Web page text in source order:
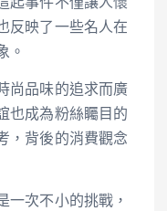
起事件不僅讓人懷
反映了一些名人在
。
尚品味的追求而廣
也成為粉絲矚目的
，背後的消費觀念
一次不小的挑戰，